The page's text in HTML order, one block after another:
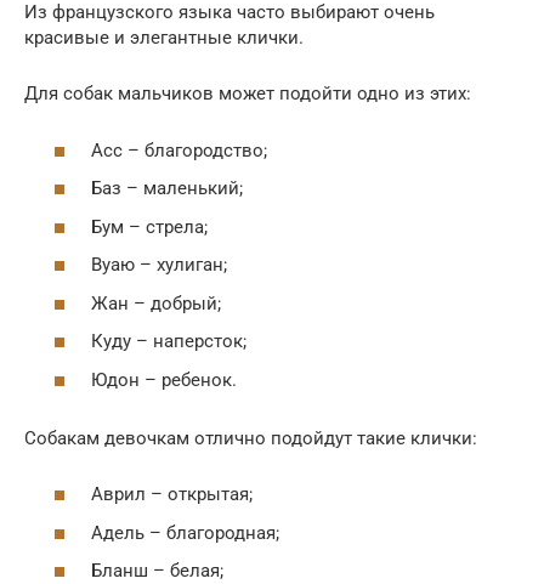
Из французского языка часто выбирают очень
красивые и элегантные клички.
Для собак мальчиков может подойти одно из этих:
Асс – благородство;
Баз – маленький;
Бум – стрела;
Вуаю – хулиган;
Жан – добрый;
Куду – наперсток;
Юдон – ребенок.
Собакам девочкам отлично подойдут такие клички:
Аврил – открытая;
Адель – благородная;
Бланш – белая;